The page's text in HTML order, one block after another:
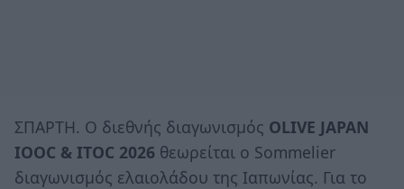
ΣΠΑΡΤΗ. Ο διεθνής διαγωνισμός OLIVE JAPAN
IOOC & ITOC 2026 θεωρείται ο Sommelier
διαγωνισμός ελαιολάδου της Ιαπωνίας. Για το